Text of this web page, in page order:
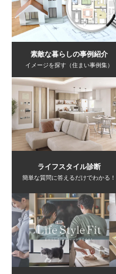
素敵な暮らしの事例紹介
イメージを探す（住まい事例集）
ライフスタイル診断
簡単な質問に答えるだけでわかる！